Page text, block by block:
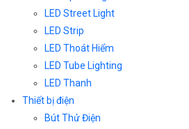
LED Street Light
LED Strip
LED Thoát Hiểm
LED Tube Lighting
LED Thanh
Thiết bị điện
Bút Thử Điện